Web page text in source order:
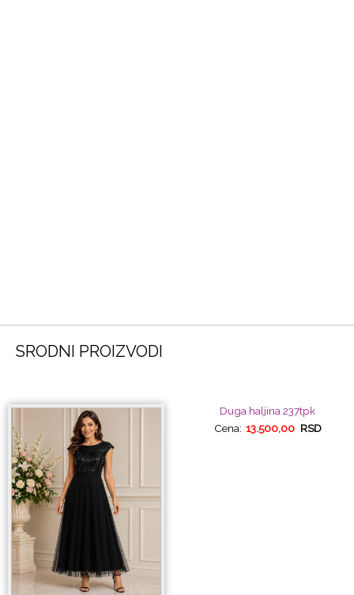
SRODNI PROIZVODI
Duga haljina 237tpk
Cena: 13.500,00 RSD